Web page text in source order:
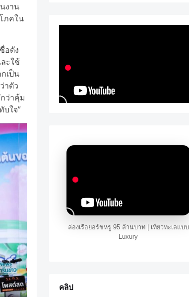
งาน
ภคใน
อดัง
ะใช้
เป็น
าตัว
ว่าคุ้ม
ใจ”
ล่องเรือยอร์ชหรู 95 ล้านบาท | เที่ยวทะเลแบบ
Luxury
คลิป